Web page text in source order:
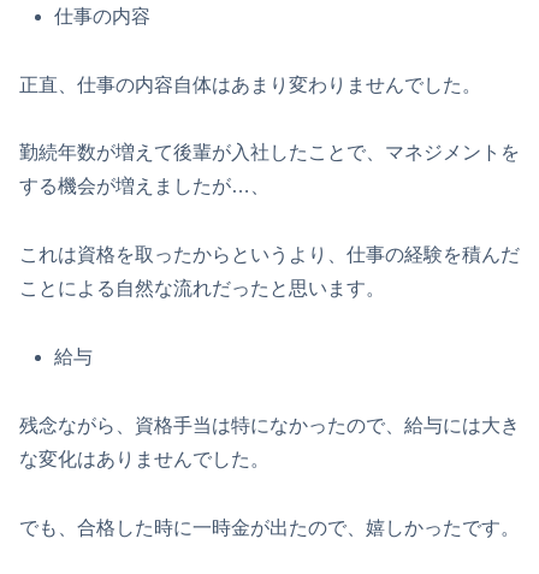
仕事の内容
正直、仕事の内容自体はあまり変わりませんでした。
勤続年数が増えて後輩が入社したことで、マネジメントを
する機会が増えましたが…、
これは資格を取ったからというより、仕事の経験を積んだ
ことによる自然な流れだったと思います。
給与
残念ながら、資格手当は特になかったので、給与には大き
な変化はありませんでした。
でも、合格した時に一時金が出たので、嬉しかったです。